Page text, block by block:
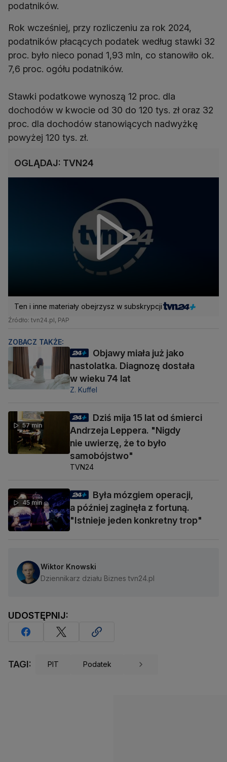
podatników.
Rok wcześniej, przy rozliczeniu za rok 2024,
podatników płacących podatek według stawki 32
proc. było nieco ponad 1,93 mln, co stanowiło ok.
7,6 proc. ogółu podatników.
Stawki podatkowe wynoszą 12 proc. dla
dochodów w kwocie od 30 do 120 tys. zł oraz 32
proc. dla dochodów stanowiących nadwyżkę
powyżej 120 tys. zł.
OGLĄDAJ: TVN24
Ten i inne materiały obejrzysz w subskrypcji
Źródło: tvn24.pl, PAP
ZOBACZ TAKŻE:
Objawy miała już jako
nastolatka. Diagnozę dostała
w wieku 74 lat
Z. Kuffel
57 min
Dziś mija 15 lat od śmierci
Andrzeja Leppera. "Nigdy
nie uwierzę, że to było
samobójstwo"
TVN24
45 min
Była mózgiem operacji,
a później zaginęła z fortuną.
"Istnieje jeden konkretny trop"
Wiktor Knowski
Dziennikarz działu Biznes tvn24.pl
UDOSTĘPNIJ:
TAGI: PIT Podatek